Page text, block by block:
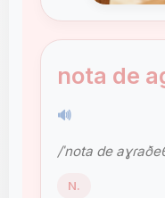
nota de
🔊
/ˈnota de
N.